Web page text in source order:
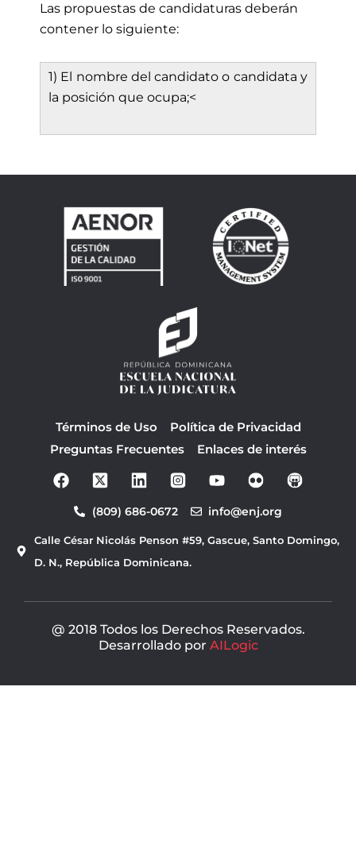
Las propuestas de candidaturas deberán
contener lo siguiente:
1) El nombre del candidato o candidata y
la posición que ocupa;<
Términos de Uso
Política de Privacidad
Preguntas Frecuentes
Enlaces de interés
F
a
b
o
o
o
t
b
(809) 686-0672 info@enj.org
Calle César Nicolás Penson #59, Gascue, Santo Domingo,
D. N., República Dominicana.
@ 2018 Todos los Derechos Reservados.
Desarrollado por AILogic